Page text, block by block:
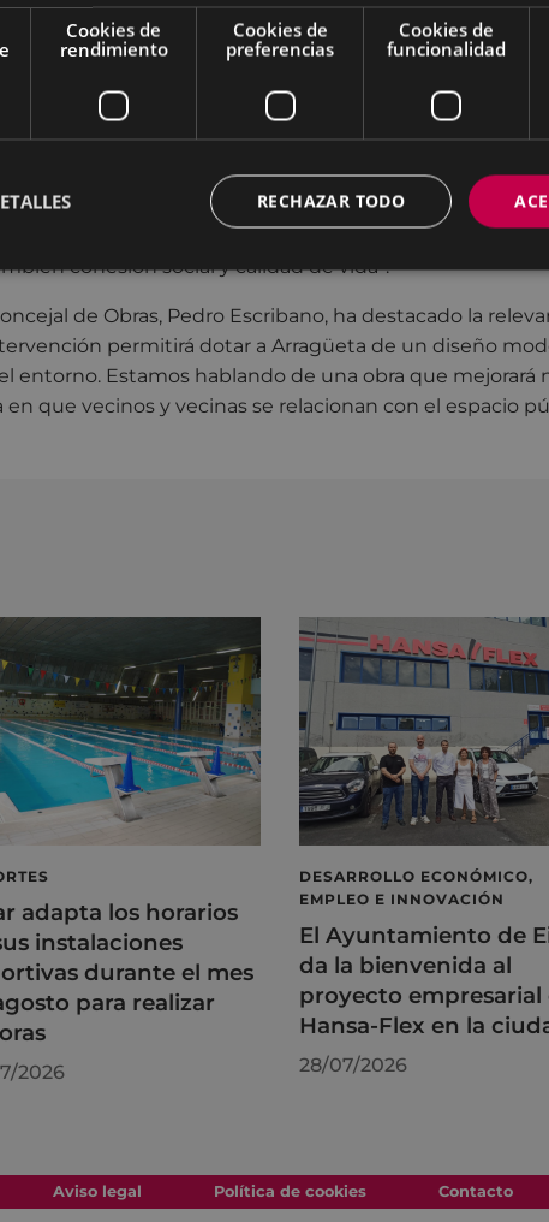
una reurbanización general que seguirá la
de aceras hasta los dos metros de ancho a cada
impreso de apariencia adoquinada, y notables
se ejecutará una nueva conexión con la calle
Jon Iraola, “con Arragüeta damos un paso más en
seguros, cómodos y pensados para las personas. Este
cohesión social y calidad de vida”.
de Obras, Pedro Escribano, ha destacado la
permitirá dotar a Arragüeta de un diseño
entorno. Estamos hablando de una obra que mejorará
en que vecinos y vecinas se relacionan con el espacio
adapta los horarios
instalaciones
durante el mes
para realizar
2026
DESARROLLO ECONÓMICO,
EMPLEO E INNOVACIÓN
El Ayuntamiento de
da la bienvenida al
proyecto empresarial
Hansa-Flex en la
28/07/2026
Aviso legal Política de cookies Contacto
Cookies de
rendimiento
Cookies de
preferencias
Cookies de
funcionalidad
RECHAZAR TODO